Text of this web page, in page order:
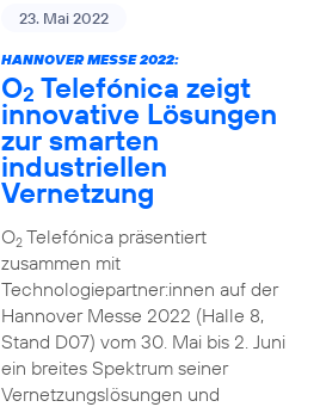
23. Mai 2022
HANNOVER MESSE 2022:
O2 Telefónica zeigt
innovative Lösungen
zur smarten
industriellen
Vernetzung
O2Telefónica präsentiert
zusammen mit
Technologiepartner:innen auf der
Hannover Messe 2022 (Halle 8,
Stand D07) vom 30. Mai bis 2. Juni
ein breites Spektrum seiner
Vernetzungslösungen und